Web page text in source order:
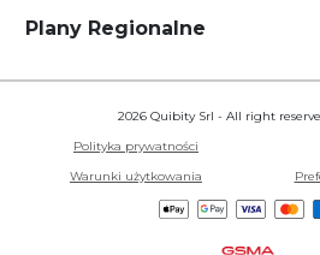
Plany Regionalne
2026 Quibity Srl - All right
Polityka prywatności
Warunki użytkowania